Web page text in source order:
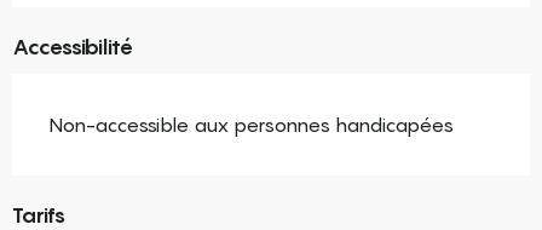
Accessibilité
Non-accessible aux personnes handicapées
Tarifs